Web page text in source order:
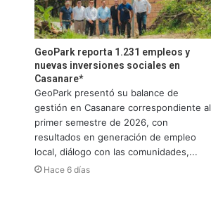
GeoPark reporta 1.231 empleos y
nuevas inversiones sociales en
Casanare*
GeoPark presentó su balance de
gestión en Casanare correspondiente al
primer semestre de 2026, con
resultados en generación de empleo
local, diálogo con las comunidades,...
Hace 6 días